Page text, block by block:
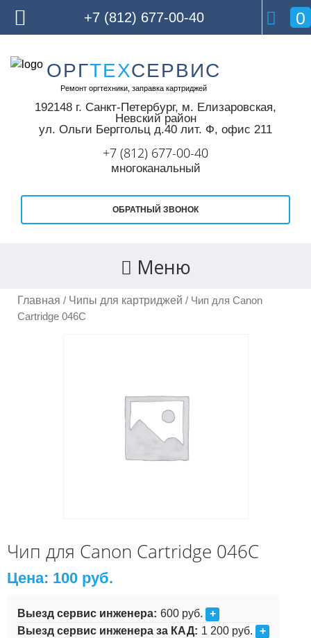
Skip
ОРГТЕХСЕРВИС
Ремонт оргтехники, заправка картриджей
192148 г. Санкт-Петербург, м. Елизаровская,
Невский район
ул. Ольги Берггольц д.40 лит. Ф, офис 211
+7 (812) 677-00-40
многоканальный
ОБРАТНЫЙ ЗВОНОК
Меню
Главная / Чипы для картриджей / Чип для Canon
Cartridge 046C
Чип для Canon Cartridge 046C
Цена: 100 руб.
Выезд сервис инженера: 600 руб.
+
Выезд сервис инженера за КАД: 1 200 руб. +
+7 (812) 677-00-40 0